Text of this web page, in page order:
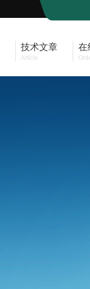
技术文章
Article
在